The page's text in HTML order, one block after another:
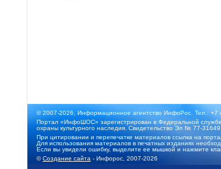
© 2007-2026, Информационное агентство ИнфоРос. Тел.: +7
Портал «ИнфоШОС» зарегистрирован в Федеральной
охраны культурного наследия. Свидетельство Эл № 77-31649
При цитировании и перепечатке материалов ссылка на
Для использования материалов в печатных изданиях
Если вы увидели ошибку, выделите ее мышкой и нажмите
©Создание сайта - Инфорос, 2007-2026